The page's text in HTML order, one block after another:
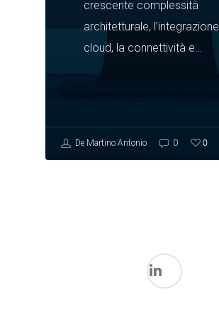
crescente complessità
architetturale, l’integrazione
cloud, la connettività e…
De Martino Antonio 0 0